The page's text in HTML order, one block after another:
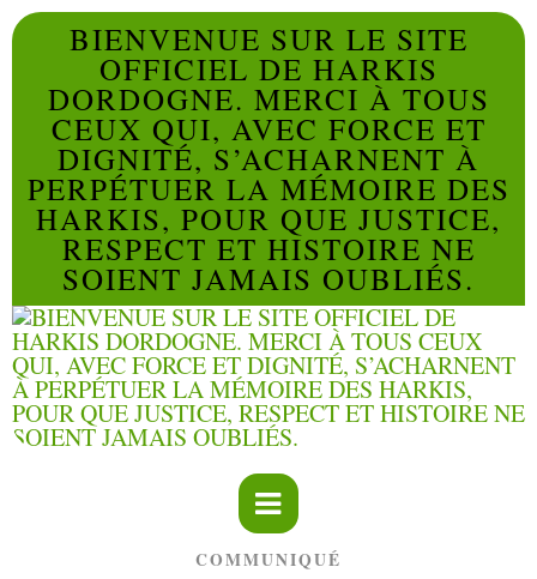
BIENVENUE SUR LE SITE
OFFICIEL DE HARKIS
DORDOGNE. MERCI À TOUS
CEUX QUI, AVEC FORCE ET
DIGNITÉ, S’ACHARNENT À
PERPÉTUER LA MÉMOIRE DES
HARKIS, POUR QUE JUSTICE,
RESPECT ET HISTOIRE NE
SOIENT JAMAIS OUBLIÉS.
COMMUNIQUÉ